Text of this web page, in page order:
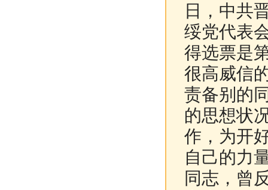
日，中共
绥党代表
得选票是
很高威信
责备别的
的思想状
作，为开
自己的力
同志，曾